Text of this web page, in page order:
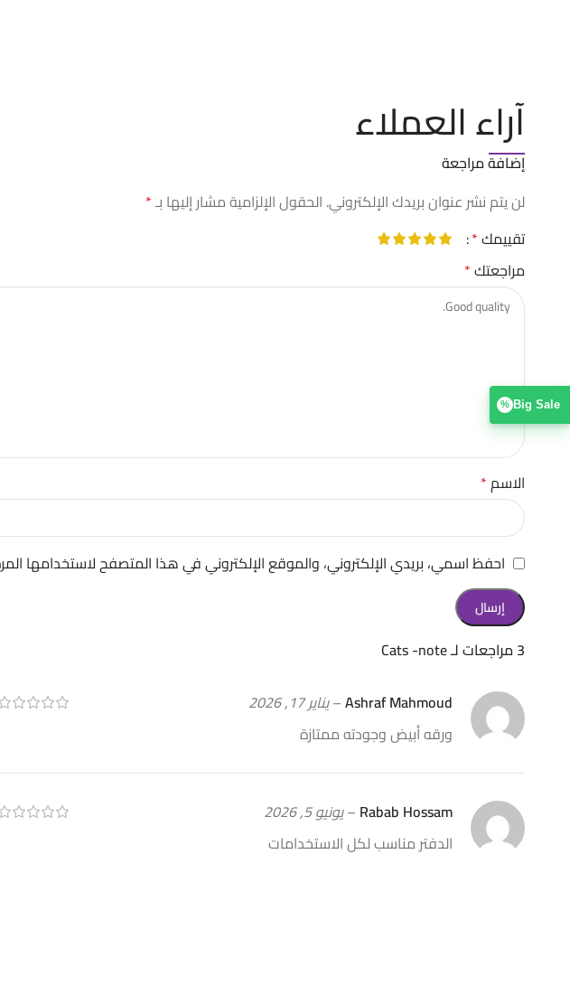
آراء العملاء
3 مراجعات لـ
Cats -note
Ashraf Mahmoud
–يناير 17, 2026
ورقه أبيض وجودته ممتازة
Rabab Hossam
–يونيو 5, 2026
الدفتر مناسب لكل الاستخدامات
إضافة مراجعة
لن يتم نشر عنوان بريدك الإلكتروني. الحقول الإلزامية مشار إليها بـ*
تقييمك*
مراجعتك*
الاسم*
احفظ اسمي، بريدي الإلكتروني، والموقع الإلكتروني في هذا المتصفح لاستخدامها
% Big Sale